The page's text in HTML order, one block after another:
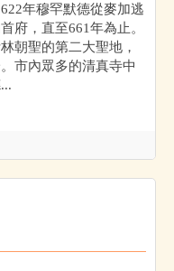
年穆罕默德從麥加逃
府，直至661年為止。
朝聖的第二大聖地，
市內眾多的清真寺中